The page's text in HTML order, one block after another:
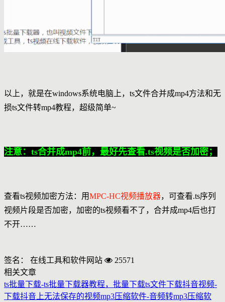
以上，就是在windows系统电脑上，ts文件合并成mp4方法和无
损ts文件转mp4教程，超级简单~
注意：ts合并成mp4前，最好先查看.ts视频是否加密；
查看ts视频加密方法：用MPC-HC视频播放器，可查看.ts序列
视频片段是否加密，加密的ts视频看不了，合并成mp4后也打
不开……
签名： 在线工具和软件网站
25571
相关文章
ts批量下载-ts批量下载器教程，批量下载ts文件下载抖音视频-
下载抖音上无法保存的视频mp3压缩软件-音频转mp3压缩软